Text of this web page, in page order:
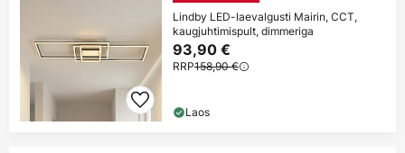
Lindby LED-laevalgusti Mairin, CCT,
kaugjuhtimispult, dimmeriga
93,90 €
RRP158,90 €
Laos